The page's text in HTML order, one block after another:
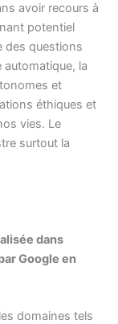
avoir recours à
potentiel
des questions
automatique, la
et
éthiques et
vies. Le
surtout la
dans
Google en
domaines tels